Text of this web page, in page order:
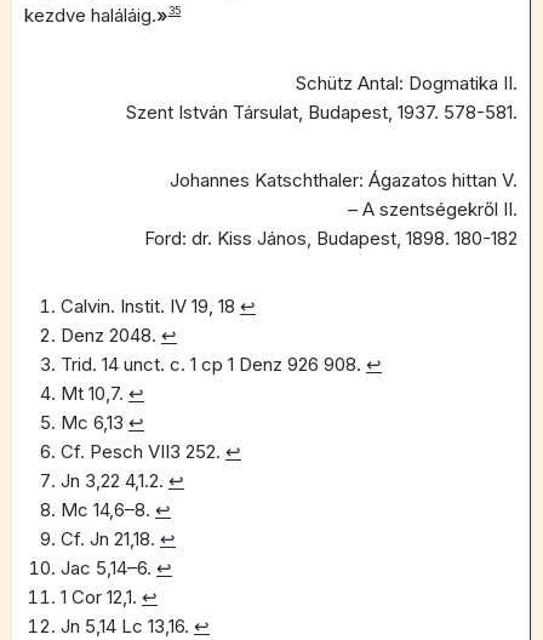
kezdve haláláig.»35
Schütz Antal: Dogmatika II.
Szent István Társulat, Budapest, 1937. 578-581.
Johannes Katschthaler: Ágazatos hittan V.
– A szentségekről II.
Ford: dr. Kiss János, Budapest, 1898. 180-182
Calvin. Instit. IV 19, 18 ↩︎
Denz 2048. ↩︎
Trid. 14 unct. c. 1 cp 1 Denz 926 908. ↩︎
Mt 10,7. ↩︎
Mc 6,13 ↩︎
Cf. Pesch VII3 252. ↩︎
Jn 3,22 4,1.2. ↩︎
Mc 14,6–8. ↩︎
Cf. Jn 21,18. ↩︎
Jac 5,14–6. ↩︎
1 Cor 12,1. ↩︎
Jn 5,14 Lc 13,16. ↩︎